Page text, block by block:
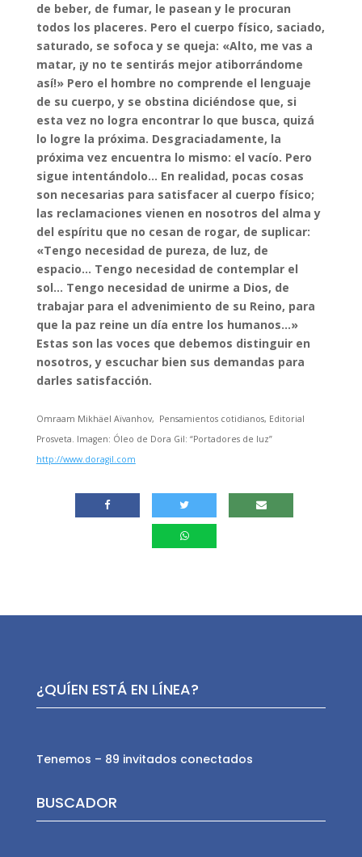
de beber, de fumar, le pasean y le procuran
todos los placeres. Pero el cuerpo físico, saciado,
saturado, se sofoca y se queja: «Alto, me vas a
matar, ¡y no te sentirás mejor atiborrándome
así!» Pero el hombre no comprende el lenguaje
de su cuerpo, y se obstina diciéndose que, si
esta vez no logra encontrar lo que busca, quizá
lo logre la próxima. Desgraciadamente, la
próxima vez encuentra lo mismo: el vacío. Pero
sigue intentándolo… En realidad, pocas cosas
son necesarias para satisfacer al cuerpo físico;
las reclamaciones vienen en nosotros del alma y
del espíritu que no cesan de rogar, de suplicar:
«Tengo necesidad de pureza, de luz, de
espacio… Tengo necesidad de contemplar el
sol… Tengo necesidad de unirme a Dios, de
trabajar para el advenimiento de su Reino, para
que la paz reine un día entre los humanos…»
Estas son las voces que debemos distinguir en
nosotros, y escuchar bien sus demandas para
darles satisfacción.
Omraam Mikhäel Aïvanhov, Pensamientos cotidianos, Editorial
Prosveta. Imagen: Óleo de Dora Gil: “Portadores de luz”
http://www.doragil.com
¿QUÍEN ESTÁ EN LÍNEA?
Tenemos – 89 invitados conectados
BUSCADOR